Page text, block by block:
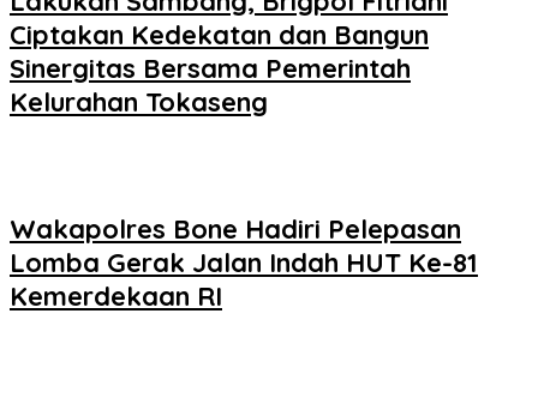
Ciptakan Kedekatan dan Bangun
Sinergitas Bersama Pemerintah
Kelurahan Tokaseng
Wakapolres Bone Hadiri Pelepasan
Lomba Gerak Jalan Indah HUT Ke-81
Kemerdekaan RI